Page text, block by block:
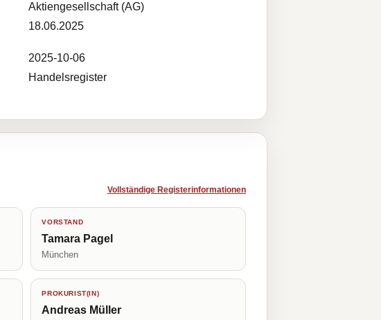
Aktiengesellschaft (AG)
18.06.2025
2025-10-06
Handelsregister
Vollständige Registerinformationen
VORSTAND
Tamara Pagel
München
PROKURIST(IN)
Andreas Müller